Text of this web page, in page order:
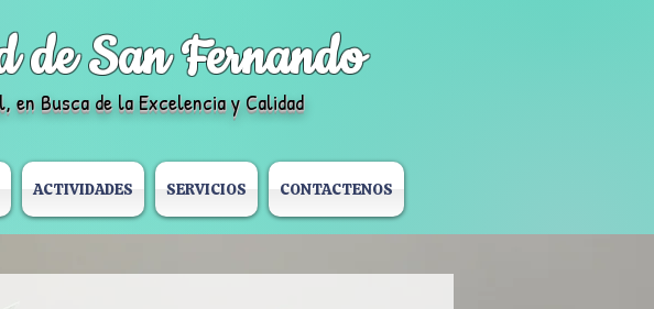
de San Fernando
Busca de la Excelencia y Calidad
ACTIVIDADES SERVICIOS CONTACTENOS